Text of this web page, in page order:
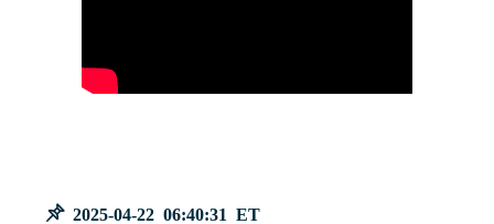
2025-04-22 06:40:31 ET